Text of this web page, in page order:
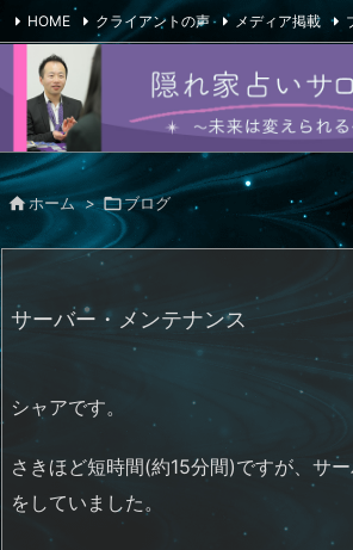
HOME クライアントの声 メディア掲載
会社概要
ホーム > ブログ
サーバー・メンテナンス
シャアです。
さきほど短時間(約15分間)ですが、サ
をしていました。